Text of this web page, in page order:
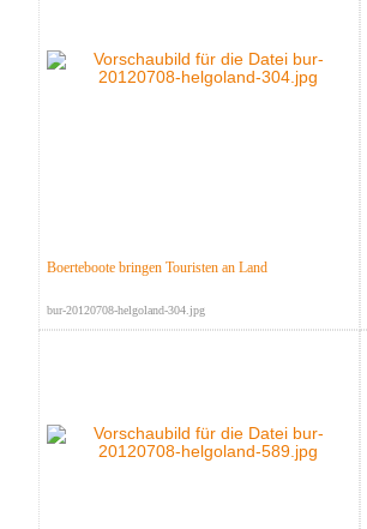
Boerteboote bringen Touristen an Land
bur-20120708-helgoland-304.jpg